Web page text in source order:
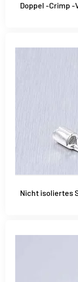
Doppel -Crimp
Nicht isoliertes